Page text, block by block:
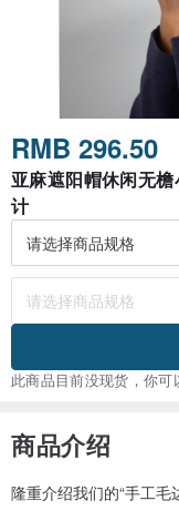
RMB 296.50
亚麻遮阳帽休闲无
计
此商品目前没现货，你可
商品介绍
隆重介绍我们的“手工